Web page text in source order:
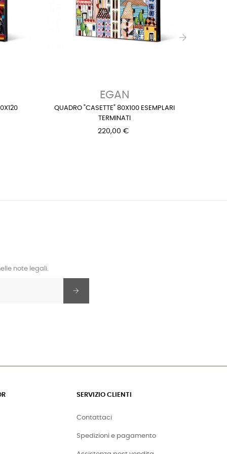
EGAN
QUADRO "CASETTE" 80X100 ESEMPLARI
TERMINATI
220,00 €
note legali.
SERVIZIO CLIENTI
Contattaci
Spedizioni e pagamento